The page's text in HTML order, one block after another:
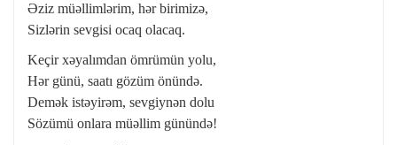
Əziz müəllimlərim, hər birimizə,
Sizlərin sevgisi ocaq olacaq.
Keçir xəyalımdan ömrümün yolu,
Hər günü, saatı gözüm önündə.
Demək istəyirəm, sevgiynən dolu
Sözümü onlara müəllim günündə!